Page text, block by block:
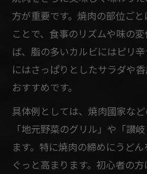
方が重要です。焼肉の部位ご
ことで、食事のリズムや味の
ば、脂の多いカルビにはピリ
にはさっぱりとしたサラダや
おすすめです。
具体例としては、焼肉國家な
「地元野菜のグリル」や「讃
ます。特に焼肉の締めにうど
ぐっと高まります。初心者の